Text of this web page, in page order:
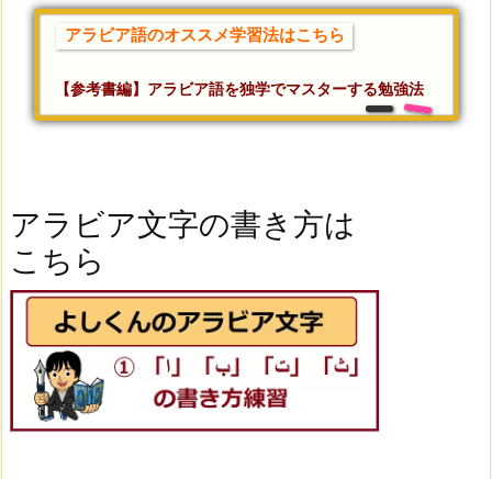
アラビア語のオススメ学習法はこちら
【参考書編】アラビア語を独学でマスターする勉強法
アラビア文字の書き方は
こちら